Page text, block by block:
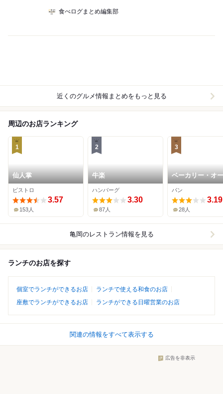
食べログまとめ編集部
近くのグルメ情報まとめをもっと見る
周辺のお店ランキング
1
仙人掌
ビストロ
3.57
153人
2
牛楽
ハンバーグ
3.30
87人
3
ベーカリー・オ
ナリー・デイ
パン
3.19
28人
亀岡のレストラン情報を見る
ランチのお店を探す
個室でランチができるお店
ランチで使える和食のお店
座敷でランチができるお店
ランチができる日曜営業のお店
関連の情報をすべて表示する
広告を非表示